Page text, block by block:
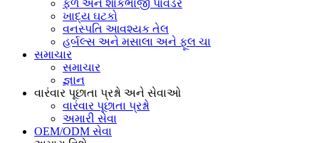
ફળ અને શાકભાજી પાવડર
ખાદ્ય ઘટકો
વનસ્પતિ આવશ્યક તેલ
હર્બલ્સ અને મસાલા અને ફૂલ ચા
સમાચાર
સમાચાર
જ્ઞાન
વારંવાર પૂછાતા પ્રશ્નો અને સેવાઓ
વારંવાર પૂછાતા પ્રશ્નો
અમારી સેવા
OEM/ODM સેવા